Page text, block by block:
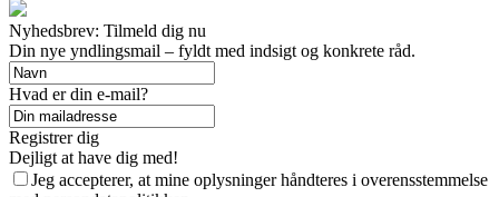
Nyhedsbrev: Tilmeld dig nu
Din nye yndlingsmail – fyldt med indsigt og konkrete råd.
Hvad er din e-mail?
Registrer dig
Dejligt at have dig med!
Jeg accepterer, at mine oplysninger håndteres i overensstemmelse